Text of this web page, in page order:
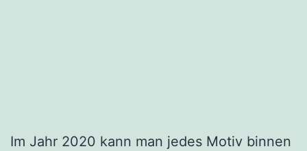
Im Jahr 2020 kann man jedes Motiv binnen